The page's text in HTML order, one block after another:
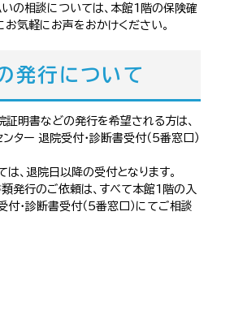
の相談については、本館1階の保険確
お気軽にお声をおかけください。
発行について
証明書などの発行を希望される方は、
ター 退院受付・診断書受付（5番窓口）
、退院日以降の受付となります。
発行のご依頼は、すべて本館1階の入
付・診断書受付（5番窓口）にてご相談